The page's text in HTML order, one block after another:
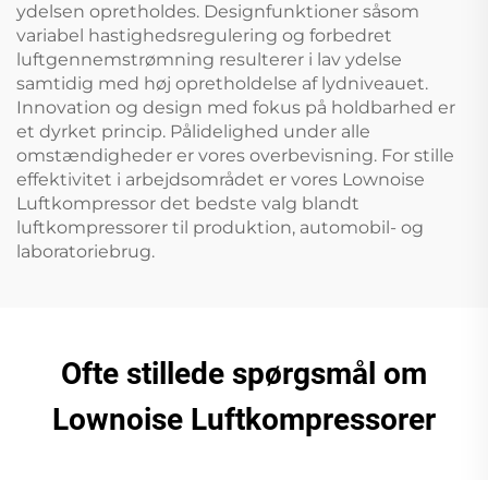
ydelsen opretholdes. Designfunktioner såsom
variabel hastighedsregulering og forbedret
luftgennemstrømning resulterer i lav ydelse
samtidig med høj opretholdelse af lydniveauet.
Innovation og design med fokus på holdbarhed er
et dyrket princip. Pålidelighed under alle
omstændigheder er vores overbevisning. For stille
effektivitet i arbejdsområdet er vores Lownoise
Luftkompressor det bedste valg blandt
luftkompressorer til produktion, automobil- og
laboratoriebrug.
Ofte stillede spørgsmål om
Lownoise Luftkompressorer